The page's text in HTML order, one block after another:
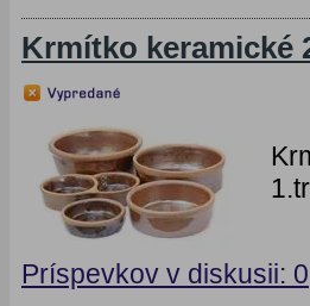
Krmítko keramické
Príspevkov v diskusii: 0